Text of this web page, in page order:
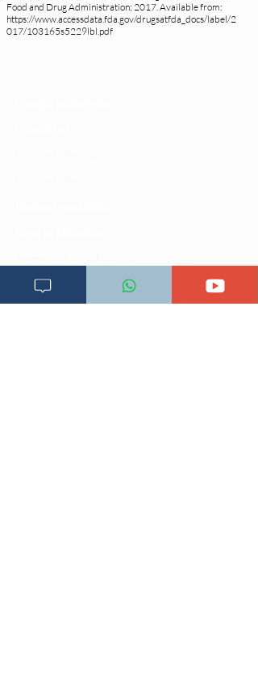
Food and Drug Administration; 2017. Available from:
https://www.accessdata.fda.gov/drugsatfda_docs/label/2
017/103165s5229lbl.pdf
Kuhusu ULY CLINIC